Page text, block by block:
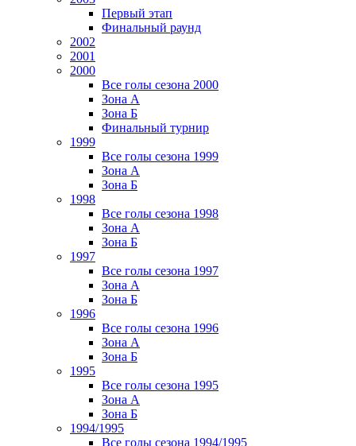
Первый этап
Финальный раунд
2002
2001
2000
Все голы сезона 2000
Зона А
Зона Б
Финальный турнир
1999
Все голы сезона 1999
Зона А
Зона Б
1998
Все голы сезона 1998
Зона А
Зона Б
1997
Все голы сезона 1997
Зона А
Зона Б
1996
Все голы сезона 1996
Зона А
Зона Б
1995
Все голы сезона 1995
Зона А
Зона Б
1994/1995
Все голы сезона 1994/1995